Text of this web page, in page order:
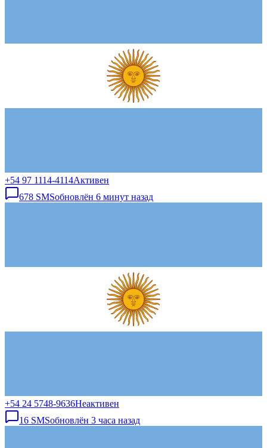
+54 97 1114-4114Активен
678 SMSобновлён 6 минут назад
+54 24 5748-9636Неактивен
16 SMSобновлён 3 часа назад